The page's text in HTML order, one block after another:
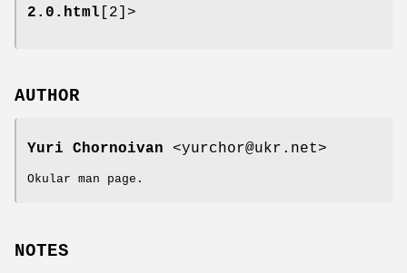
2.0.html [2]>
AUTHOR
Yuri Chornoivan <yurchor@ukr.net>
Okular man page.
NOTES